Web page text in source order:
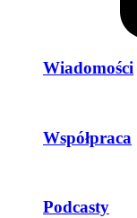
Wiadomości
Współpraca
Podcasty